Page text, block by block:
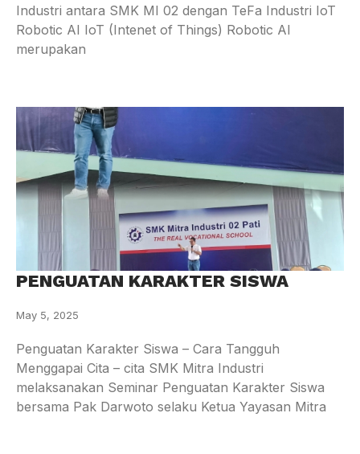
Industri antara SMK MI 02 dengan TeFa Industri IoT
Robotic AI IoT (Intenet of Things) Robotic AI
merupakan
PENGUATAN KARAKTER SISWA
May 5, 2025
Penguatan Karakter Siswa – Cara Tangguh
Menggapai Cita – cita SMK Mitra Industri
melaksanakan Seminar Penguatan Karakter Siswa
bersama Pak Darwoto selaku Ketua Yayasan Mitra